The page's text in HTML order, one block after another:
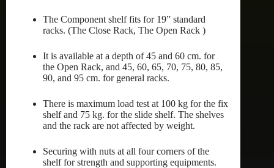
The Component shelf fits for 19” standard
racks. (The Close Rack, The Open Rack )
It is available at a depth of 45 and 60 cm. for
the Open Rack, and 45, 60, 65, 70, 75, 80, 85,
90, and 95 cm. for general racks.
There is maximum load test at 100 kg for the fix
shelf and 75 kg. for the slide shelf. The shelves
and the rack are not affected by weight.
Securing with nuts at all four corners of the
shelf for strength and supporting equipments.